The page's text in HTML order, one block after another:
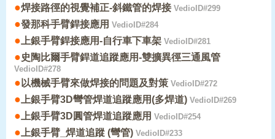
●焊接路徑的視覺補正-斜鐵管的焊接VedioID#299
●發那科手臂銲接應用 VedioID#284
● 上銀手臂銲接應用-自行車下車架 VedioID#281
●史陶比爾手臂銲道追蹤應用-雙擴異徑三通風管
VedioID#278
● 以機械手臂來做焊接的問題及對策 VedioID#272
● 上銀手臂3D彎管焊道追蹤應用(多焊道) VedioID#269
● 上銀手臂3D圓管焊道追蹤應用 VedioID#254
● 上銀手臂_焊道追蹤 (彎管) VedioID#233